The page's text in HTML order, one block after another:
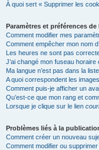
À quoi sert « Supprimer les
Paramètres et préférences de
Comment modifier mes
Comment empêcher mon nom
Les heures ne sont pas
J’ai changé mon fuseau
Ma langue n’est pas dans la
A quoi correspondent les
Comment puis-je afficher un
Qu’est-ce que mon rang et
Lorsque je clique sur le lien
Problèmes liés à la
Comment créer un nouveau
Comment modifier ou